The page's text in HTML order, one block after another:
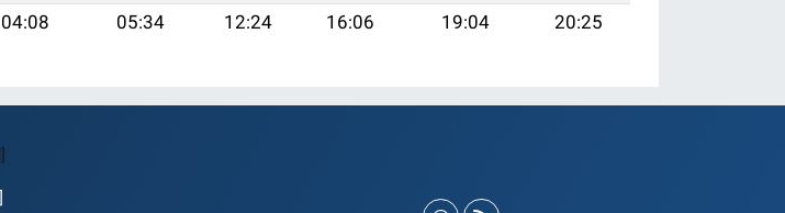
04:08 05:34 12:24 16:06 19:04 20:25